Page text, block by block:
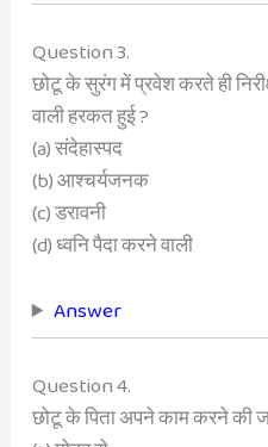
Question 3.
छोटू के सुरंग में प्रवेश करते ही
वाली हरकत हुई ?
(a) संदेहास्पद
(b) आश्चर्यजनक
(c) डरावनी
(d) ध्वनि पैदा करने वाली
Answer
Question 4.
छोटू के पिता अपने काम करने की